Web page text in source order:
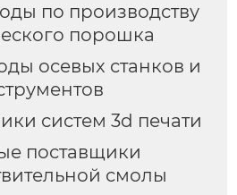
по производству
порошка
осевых станков и
систем 3d печати
поставщики
смолы